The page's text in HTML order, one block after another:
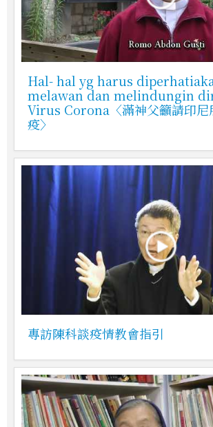
Hal- hal yg harus
melawan dan melindungin
Virus Corona〈滿神父籲請印尼
疫〉
專訪陳科談疫情教會指引